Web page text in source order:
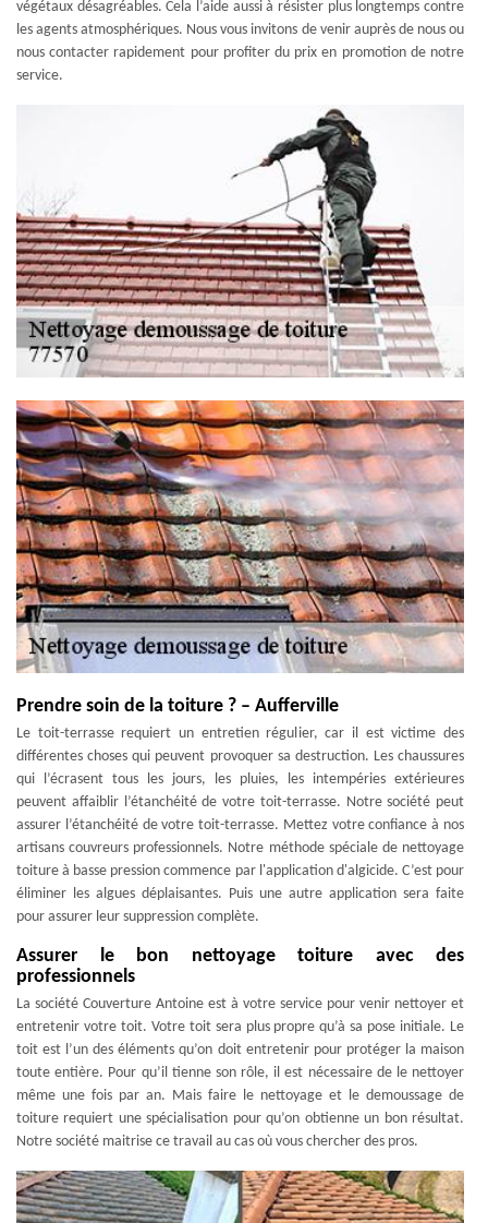
végétaux désagréables. Cela l’aide aussi à résister plus longtemps contre
les agents atmosphériques. Nous vous invitons de venir auprès de nous ou
nous contacter rapidement pour profiter du prix en promotion de notre
service.
Prendre soin de la toiture ? – Aufferville
Le toit-terrasse requiert un entretien régulier, car il est victime des
différentes choses qui peuvent provoquer sa destruction. Les chaussures
qui l’écrasent tous les jours, les pluies, les intempéries extérieures
peuvent affaiblir l’étanchéité de votre toit-terrasse. Notre société peut
assurer l’étanchéité de votre toit-terrasse. Mettez votre confiance à nos
artisans couvreurs professionnels. Notre méthode spéciale de nettoyage
toiture à basse pression commence par l'application d'algicide. C’est pour
éliminer les algues déplaisantes. Puis une autre application sera faite
pour assurer leur suppression complète.
Assurer le bon nettoyage toiture avec des
professionnels
La société Couverture Antoine est à votre service pour venir nettoyer et
entretenir votre toit. Votre toit sera plus propre qu’à sa pose initiale. Le
toit est l’un des éléments qu’on doit entretenir pour protéger la maison
toute entière. Pour qu’il tienne son rôle, il est nécessaire de le nettoyer
même une fois par an. Mais faire le nettoyage et le demoussage de
toiture requiert une spécialisation pour qu’on obtienne un bon résultat.
Notre société maitrise ce travail au cas où vous chercher des pros.